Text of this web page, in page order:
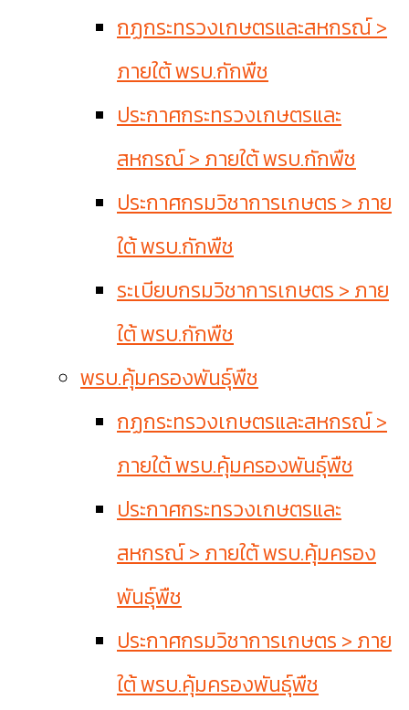
กฏกระทรวงเกษตรและสหกรณ์ >
ภายใต้ พรบ.กักพืช
ประกาศกระทรวงเกษตรและ
สหกรณ์ > ภายใต้ พรบ.กักพืช
ประกาศกรมวิชาการเกษตร > ภาย
ใต้ พรบ.กักพืช
ระเบียบกรมวิชาการเกษตร > ภาย
ใต้ พรบ.กักพืช
พรบ.คุ้มครองพันธุ์พืช
กฏกระทรวงเกษตรและสหกรณ์ >
ภายใต้ พรบ.คุ้มครองพันธุ์พืช
ประกาศกระทรวงเกษตรและ
สหกรณ์ > ภายใต้ พรบ.คุ้มครอง
พันธุ์พืช
ประกาศกรมวิชาการเกษตร > ภาย
ใต้ พรบ.คุ้มครองพันธุ์พืช